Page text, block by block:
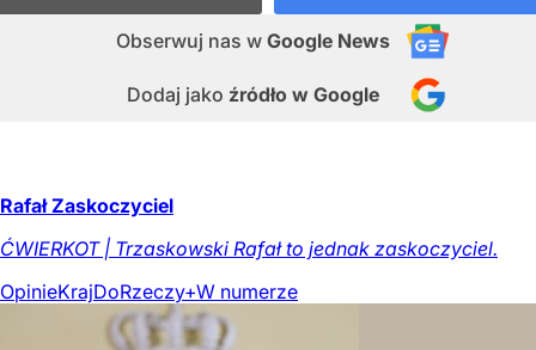
Obserwuj nas w Google News
Dodaj jako źródło w Google
Rafał Zaskoczyciel
ĆWIERKOT | Trzaskowski Rafał to jednak zaskoczyciel.
OpinieKrajDoRzeczy+W numerze